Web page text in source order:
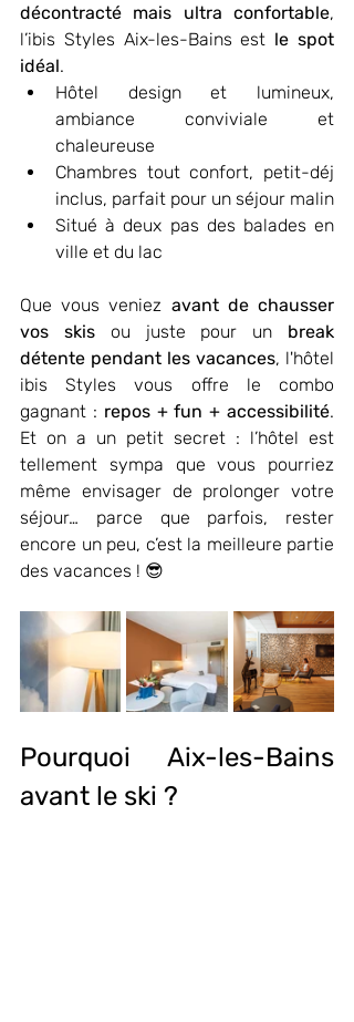
décontracté mais ultra confortable,
l’ibis Styles Aix-les-Bains est le spot
idéal.
Hôtel design et lumineux,
ambiance conviviale et
chaleureuse
Chambres tout confort, petit-déj
inclus, parfait pour un séjour malin
Situé à deux pas des balades en
ville et du lac
Que vous veniez avant de chausser
vos skis ou juste pour un break
détente pendant les vacances, l'hôtel
ibis Styles vous offre le combo
gagnant : repos + fun + accessibilité.
Et on a un petit secret : l’hôtel est
tellement sympa que vous pourriez
même envisager de prolonger votre
séjour… parce que parfois, rester
encore un peu, c’est la meilleure partie
des vacances ! 😎
Pourquoi Aix-les-Bains
avant le ski ?